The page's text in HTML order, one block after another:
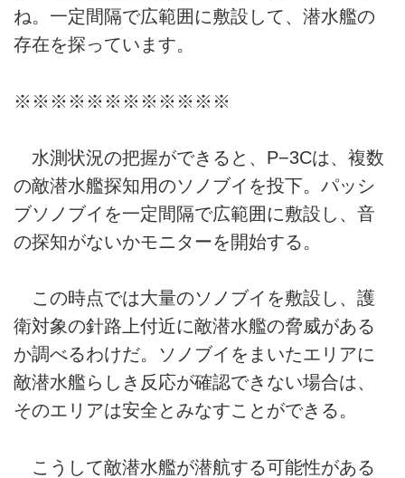
ね。一定間隔で広範囲に敷設して、潜水艦の
存在を探っています。
※※※※※※※※※※※※
水測状況の把握ができると、P−3Cは、複数
の敵潜水艦探知用のソノブイを投下。パッシ
ブソノブイを一定間隔で広範囲に敷設し、音
の探知がないかモニターを開始する。
この時点では大量のソノブイを敷設し、護
衛対象の針路上付近に敵潜水艦の脅威がある
か調べるわけだ。ソノブイをまいたエリアに
敵潜水艦らしき反応が確認できない場合は、
そのエリアは安全とみなすことができる。
こうして敵潜水艦が潜航する可能性がある